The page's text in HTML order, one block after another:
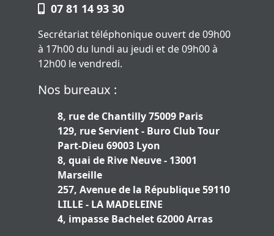
07 81 14 93 30
Secrétariat téléphonique ouvert de 09h00
à 17h00 du lundi au jeudi et de 09h00 à
12h00 le vendredi.
Nos bureaux :
8, rue de Chantilly 75009 Paris
129, rue Servient - Buro Club Tour
Part-Dieu 69003 Lyon
8, quai de Rive Neuve - 13001
Marseille
257, Avenue de la République 59110
LILLE - LA MADELEINE
4, impasse Bachelet 62000 Arras